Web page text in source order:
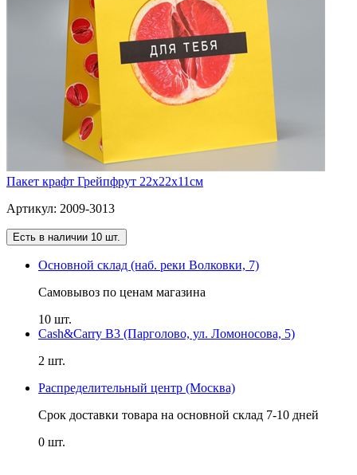
Пакет крафт Грейпфрут 22х22х11см
Артикул: 2009-3013
Есть в наличии 10 шт.
Основной склад (наб. реки Волковки, 7)
Самовывоз по ценам магазина
10 шт.
Cash&Carry B3 (Парголово, ул. Ломоносова, 5)
2 шт.
Распределительный центр (Москва)
Срок доставки товара на основной склад 7-10 дней
0 шт.